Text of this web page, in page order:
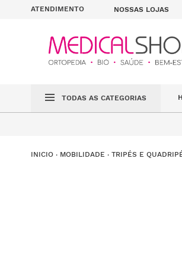
ATENDIMENTO NOSSAS LOJAS
TODAS AS CATEGORIAS
MOBILIDADE TRIPÉS E